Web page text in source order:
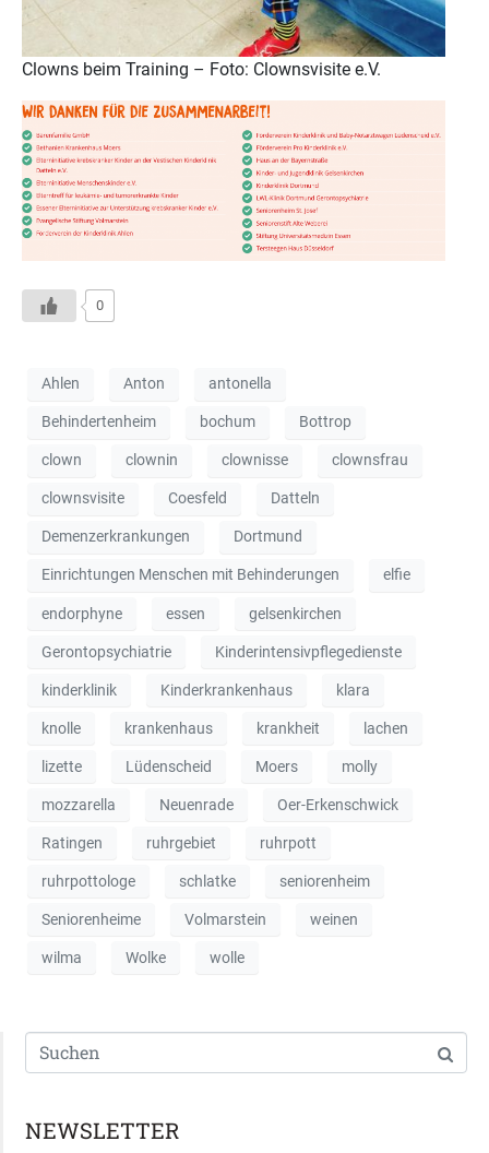
Clowns beim Training – Foto: Clownsvisite e.V.
0
Ahlen Anton antonella
Behindertenheim bochum Bottrop
clown clownin clownisse clownsfrau
clownsvisite Coesfeld Datteln
Demenzerkrankungen Dortmund
Einrichtungen Menschen mit Behinderungen elfie
endorphyne essen gelsenkirchen
Gerontopsychiatrie Kinderintensivpflegedienste
kinderklinik Kinderkrankenhaus klara
knolle krankenhaus krankheit lachen
lizette Lüdenscheid Moers molly
mozzarella Neuenrade Oer-Erkenschwick
Ratingen ruhrgebiet ruhrpott
ruhrpottologe schlatke seniorenheim
Seniorenheime Volmarstein weinen
wilma Wolke wolle
NEWSLETTER